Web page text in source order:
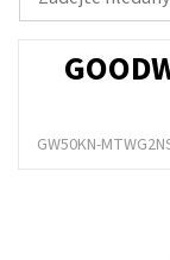
GW50KN-